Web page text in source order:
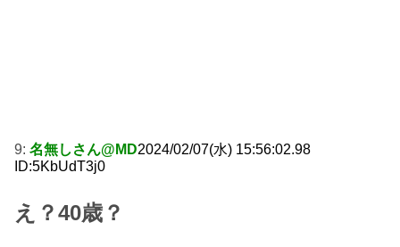
9: 名無しさん@MD2024/02/07(水) 15:56:02.98
ID:5KbUdT3j0
え？40歳？